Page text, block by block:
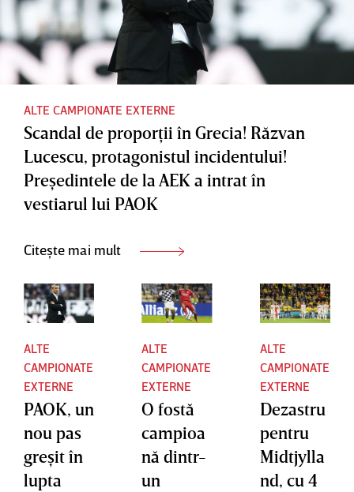
ALTE CAMPIONATE EXTERNE
Scandal de proporţii în Grecia! Răzvan
Lucescu, protagonistul incidentului!
Preşedintele de la AEK a intrat în
vestiarul lui PAOK
Citește mai mult
ALTE
CAMPIONATE
EXTERNE
PAOK, un
nou pas
greşit în
lupta
ALTE
CAMPIONATE
EXTERNE
O fostă
campioa
nă dintr-
un
ALTE
CAMPIONATE
EXTERNE
Dezastru
pentru
Midtjylla
nd, cu 4